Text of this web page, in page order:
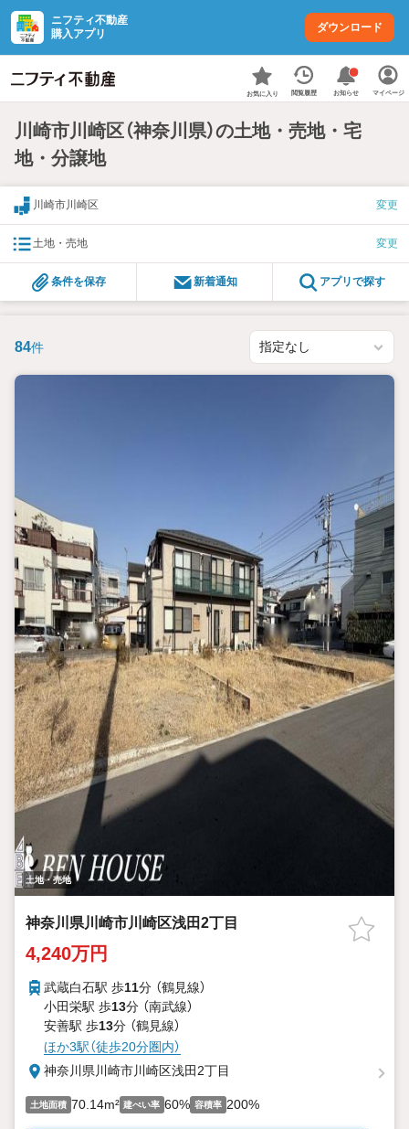
ニフティ不動産
購入アプリ
ダウンロード
お気に入り 閲覧履歴 お知らせ マイページ
川崎市川崎区（神奈川県）の土地・売地・宅
地・分譲地
川崎市川崎区 変更
土地・売地 変更
条件を保存 新着通知 アプリで探す
84件
土地・売地
神奈川県川崎市川崎区浅田2丁目
4,240万円
武蔵白石駅 歩11分 （鶴見線）
小田栄駅 歩13分 （南武線）
安善駅 歩13分 （鶴見線）
ほか3駅（徒歩20分圏内）
神奈川県川崎市川崎区浅田2丁目
土地面積 70.14m² 建ぺい率 60% 容積率 200%